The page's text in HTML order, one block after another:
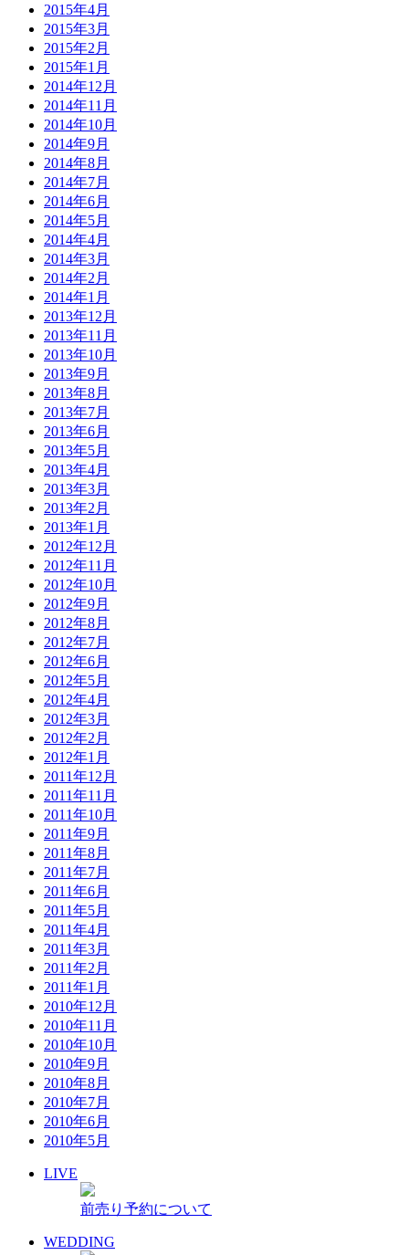
2015年4月
2015年3月
2015年2月
2015年1月
2014年12月
2014年11月
2014年10月
2014年9月
2014年8月
2014年7月
2014年6月
2014年5月
2014年4月
2014年3月
2014年2月
2014年1月
2013年12月
2013年11月
2013年10月
2013年9月
2013年8月
2013年7月
2013年6月
2013年5月
2013年4月
2013年3月
2013年2月
2013年1月
2012年12月
2012年11月
2012年10月
2012年9月
2012年8月
2012年7月
2012年6月
2012年5月
2012年4月
2012年3月
2012年2月
2012年1月
2011年12月
2011年11月
2011年10月
2011年9月
2011年8月
2011年7月
2011年6月
2011年5月
2011年4月
2011年3月
2011年2月
2011年1月
2010年12月
2010年11月
2010年10月
2010年9月
2010年8月
2010年7月
2010年6月
2010年5月
LIVE
前売り予約について
WEDDING